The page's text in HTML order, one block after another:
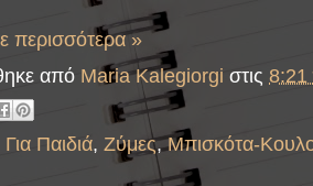
περισσότερα »
από Maria Kalegiorgi στις 8:21
Για Παιδιά, Ζύμες,Μπισκότα-